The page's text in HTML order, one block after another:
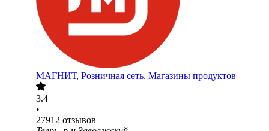
МАГНИТ, Розничная сеть. Магазины продуктов
3.4
•
27912 отзывов